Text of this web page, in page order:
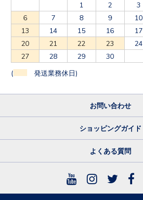
1
2 3
6
7 8 9 10
13
14 15 16 17
20
21 22 23 24
27
28 29 30
( 発送業務休日)
お問い合わせ
ショッピングガイド
よくある質問